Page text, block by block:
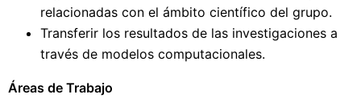
relacionadas con el ámbito científico del grupo.
Transferir los resultados de las investigaciones a
través de modelos computacionales.
Áreas de Trabajo